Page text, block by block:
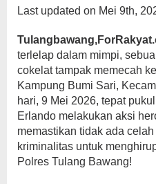
Last updated on Mei 9th,
terlelap dalam mimpi,
cokelat tampak memecah
Kampung Bumi Sari,
hari, 9 Mei 2026, tepat
Erlando melakukan aksi
memastikan tidak ada
kriminalitas untuk
Polres Tulang Bawang!